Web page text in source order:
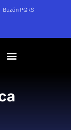
Buzón PQRS